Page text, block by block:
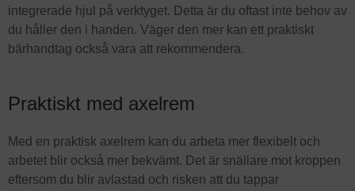
integrerade hjul på verktyget. Detta är du oftast inte behov av
du håller den i handen. Väger den mer kan ett praktiskt
bärhandtag också vara att rekommendera.
Praktiskt med axelrem
Med en praktisk axelrem kan du arbeta mer flexibelt och
arbetet blir också mer bekvämt. Det är snällare mot kroppen
eftersom du blir avlastad och risken att du tappar